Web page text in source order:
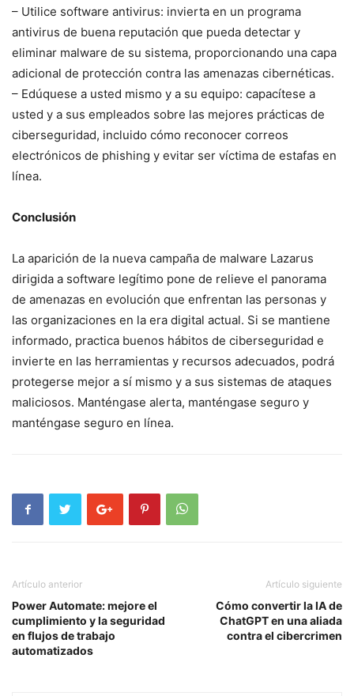
– Utilice software antivirus: invierta en un programa
antivirus de buena reputación que pueda detectar y
eliminar malware de ‍su sistema, proporcionando una capa
adicional de protección contra las amenazas cibernéticas.
– Edúquese a usted mismo y a su equipo: capacítese a
usted y a ​sus empleados sobre las mejores prácticas ‍de
‍ciberseguridad, incluido cómo ⁤reconocer correos
electrónicos de phishing y evitar ser víctima de estafas en
línea.
Conclusión
La ⁣aparición⁢ de la nueva‌ campaña de malware Lazarus
dirigida a software⁣ legítimo‍ pone de relieve el panorama
de amenazas en evolución que enfrentan las personas y
las organizaciones en la era digital⁣ actual. Si se mantiene
informado, practica buenos hábitos de ciberseguridad e
invierte en​ las herramientas y recursos adecuados, podrá
⁢protegerse mejor a sí mismo y⁢ a sus sistemas de ataques
maliciosos. Manténgase alerta,⁢ manténgase seguro y
manténgase⁤ seguro en ⁢línea.
Artículo anterior
Power Automate: mejore el
cumplimiento y la seguridad
en flujos de trabajo
automatizados
Artículo siguiente
Cómo convertir la IA de
ChatGPT en una aliada
contra el cibercrimen